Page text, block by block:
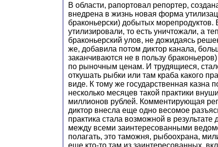
В области, рапортовал репортер,
внедрена в жизнь новая форма
браконьерски) добытых морепродуктов.
утилизировали, то есть уничтожали, а
браконьерский улов, не дожидаясь
же, добавила потом диктор канала,
заканчиваются не в пользу
по рыночным ценам. И трудящиеся,
откушать рыбки или там краба какого
виде. К тому же государственная казна
несколько месяцев такой практики
миллионов рублей. Комментирующая
диктор внесла еще одно весомое
практика стала возможной в результате
между всеми заинтересованными
полагать, это таможня, рыбоохрана,
еще кто-то там из заинтересованных,